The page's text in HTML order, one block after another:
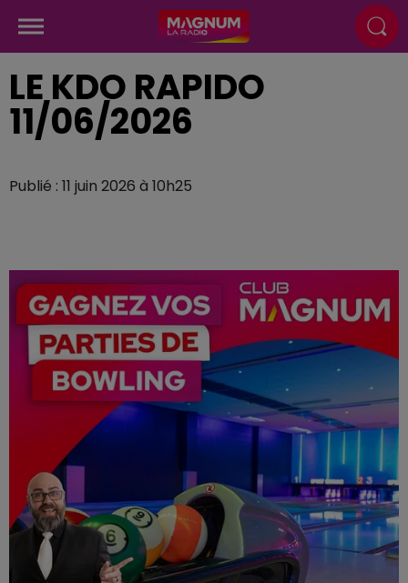
LE KDO RAPIDO
11/06/2026
Publié : 11 juin 2026 à 10h25